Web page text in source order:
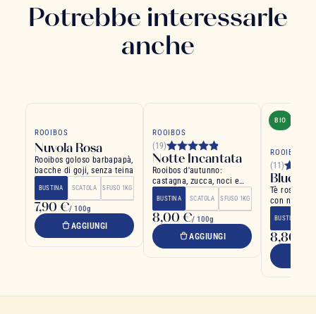
Potrebbe interessarle
anche
ROOIBOS
Nuvola Rosa
Rooibos goloso barbapapà,
bacche di goji, senza teina
BUSTINA SCATOLA SFUSO 1KG
7,90 €/ 100g
AGGIUNGI
ROOIBOS
(19)
Notte Incantata
Rooibos d'autunno:
castagna, zucca, noci e
BUSTINA SCATOLA SFUSO 1KG
8,00 €/ 100g
AGGIUNGI
BIO
ROOIBOS
(11)
Blue
Tè rosso
con note di
BUSTINA
8,80 €